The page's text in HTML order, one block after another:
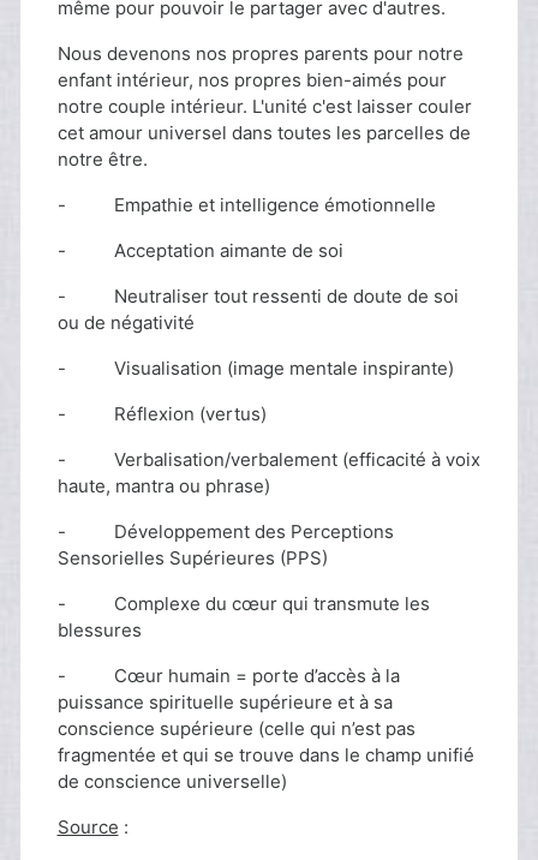
même pour pouvoir le partager avec d'autres.
Nous devenons nos propres parents pour notre
enfant intérieur, nos propres bien-aimés pour
notre couple intérieur. L'unité c'est laisser couler
cet amour universel dans toutes les parcelles de
notre être.
- Empathie et intelligence émotionnelle
- Acceptation aimante de soi
- Neutraliser tout ressenti de doute de soi
ou de négativité
- Visualisation (image mentale inspirante)
- Réflexion (vertus)
- Verbalisation/verbalement (efficacité à voix
haute, mantra ou phrase)
- Développement des Perceptions
Sensorielles Supérieures (PPS)
- Complexe du cœur qui transmute les
blessures
- Cœur humain = porte d’accès à la
puissance spirituelle supérieure et à sa
conscience supérieure (celle qui n’est pas
fragmentée et qui se trouve dans le champ unifié
de conscience universelle)
Source :